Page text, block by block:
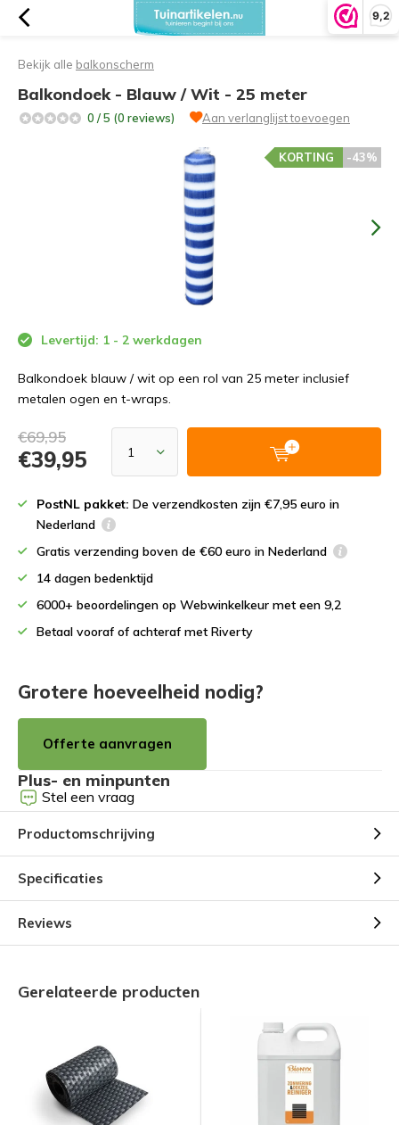
9,2
Bekijk alle balkonscherm
Balkondoek - Blauw / Wit - 25 meter
0 / 5 (0 reviews) Aan verlanglijst toevoegen
-43%
KORTING
Levertijd: 1 - 2 werkdagen
Balkondoek blauw / wit op een rol van 25 meter inclusief
metalen ogen en t-wraps.
€69,95
€39,95
PostNL pakket: De verzendkosten zijn €7,95 euro in
Nederland
Gratis verzending boven de €60 euro in Nederland
14 dagen bedenktijd
6000+ beoordelingen op Webwinkelkeur met een 9,2
Betaal vooraf of achteraf met Riverty
Grotere hoeveelheid nodig?
Offerte aanvragen
Stel een vraag
Plus- en minpunten
Productomschrijving
Specificaties
Reviews
Gerelateerde producten